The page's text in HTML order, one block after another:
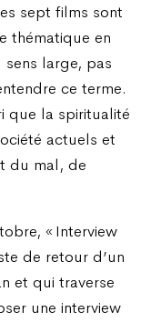
sept films sont
thématique en
sens large, pas
ce terme.
que la spiritualité
actuels et
du mal, de
« Interview
de retour d’un
et qui traverse
une interview